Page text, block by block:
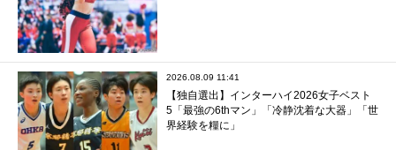
2026.08.09 11:41
【独自選出】インターハイ2026女子ベスト
5「最強の6thマン」「冷静沈着な大器」「世
界経験を糧に」